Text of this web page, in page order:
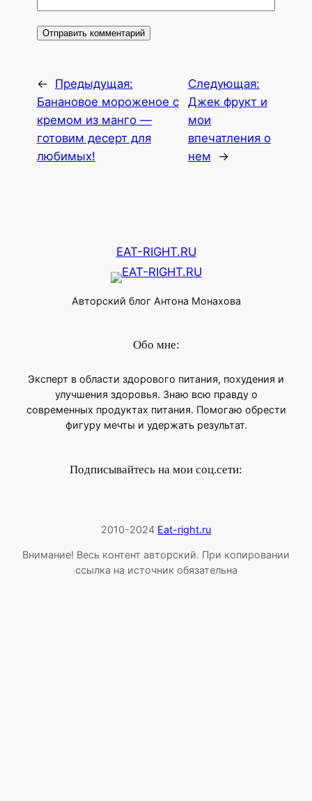
←
Предыдущая:
Банановое мороженое с
кремом из манго —
готовим десерт для
любимых!
Следующая:
Джек фрукт и
мои
впечатления о
нем
→
EAT-RIGHT.RU
Авторский блог Антона Монахова
Обо мне:
Эксперт в области здорового питания, похудения и
улучшения здоровья. Знаю всю правду о
современных продуктах питания. Помогаю обрести
фигуру мечты и удержать результат.
Подписывайтесь на мои соц.сети:
2010-2024 Eat-right.ru
Внимание! Весь контент авторский. При копировании
ссылка на источник обязательна